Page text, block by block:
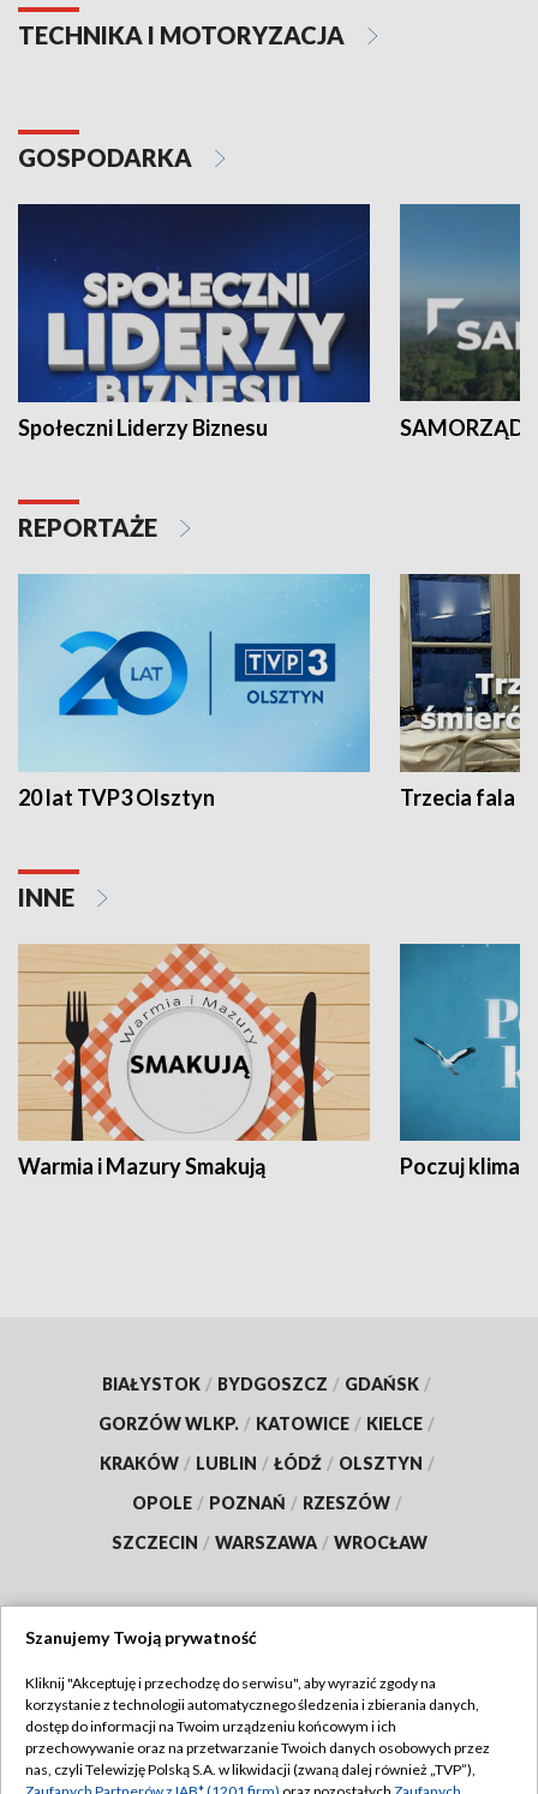
TECHNIKA I MOTORYZACJA
GOSPODARKA
Społeczni Liderzy Biznesu SAMORZĄD
REPORTAŻE
20 lat TVP3 Olsztyn Trzecia fala -
INNE
Warmia i Mazury Smakują Poczuj klimat
BIAŁYSTOK / BYDGOSZCZ / GDAŃSK /
GORZÓW WLKP. / KATOWICE / KIELCE /
KRAKÓW / LUBLIN / ŁÓDŹ / OLSZTYN /
OPOLE / POZNAŃ / RZESZÓW /
SZCZECIN / WARSZAWA / WROCŁAW
TVP
Abonament TVP
Emisja w TVP
Regulamin TVP
Szanujemy Twoją prywatność
Kliknij "Akceptuję i przechodzę do serwisu", aby wyrazić zgody na
korzystanie z technologii automatycznego śledzenia i zbierania danych,
dostęp do informacji na Twoim urządzeniu końcowym i ich
przechowywanie oraz na przetwarzanie Twoich danych osobowych przez
nas, czyli Telewizję Polską S.A. w likwidacji (zwaną dalej również „TVP”),